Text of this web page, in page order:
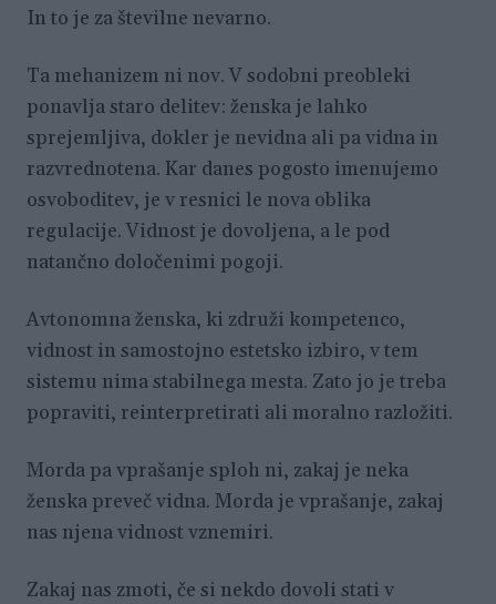
In to je za številne nevarno.
Ta mehanizem ni nov. V sodobni preobleki
ponavlja staro delitev: ženska je lahko
sprejemljiva, dokler je nevidna ali pa vidna in
razvrednotena. Kar danes pogosto imenujemo
osvoboditev, je v resnici le nova oblika
regulacije. Vidnost je dovoljena, a le pod
natančno določenimi pogoji.
Avtonomna ženska, ki združi kompetenco,
vidnost in samostojno estetsko izbiro, v tem
sistemu nima stabilnega mesta. Zato jo je treba
popraviti, reinterpretirati ali moralno razložiti.
Morda pa vprašanje sploh ni, zakaj je neka
ženska preveč vidna. Morda je vprašanje, zakaj
nas njena vidnost vznemiri.
Zakaj nas zmoti, če si nekdo dovoli stati v